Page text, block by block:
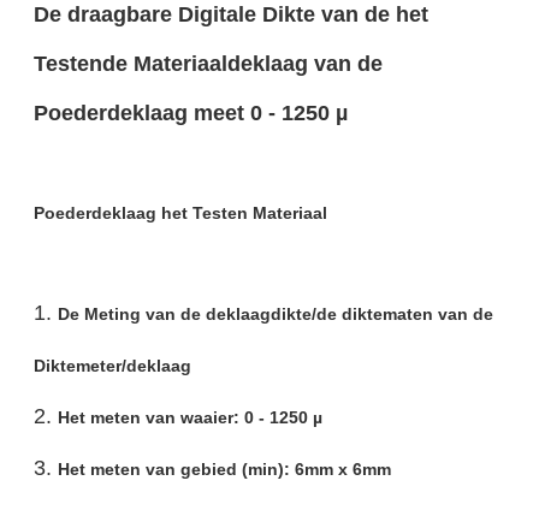
De draagbare Digitale Dikte van de het
Testende Materiaaldeklaag van de
Poederdeklaag meet 0 - 1250 µ
Poederdeklaag het Testen Materiaal
1. De Meting van de deklaagdikte/de diktematen van de
Diktemeter/deklaag
2. Het meten van waaier: 0 - 1250 µ
3. Het meten van gebied (min): 6mm x 6mm